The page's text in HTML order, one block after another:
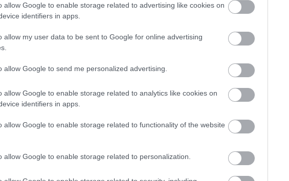
allow Google to enable storage related to advertising like cookies on
identifiers in apps.
allow my user data to be sent to Google for online advertising
allow Google to send me personalized advertising.
allow Google to enable storage related to analytics like cookies on
identifiers in apps.
allow Google to enable storage related to functionality of the website
allow Google to enable storage related to personalization.
επιληψίας
στη μνήμη ή τη συμπεριφορά
συμπτώματα που δυσκολεύουν την
διαδικασία
λήψη ιατρικού ιστορικού και νευρολογική
κριθεί αναγκαίο, πρόσθετες εξετάσεις (π.χ.